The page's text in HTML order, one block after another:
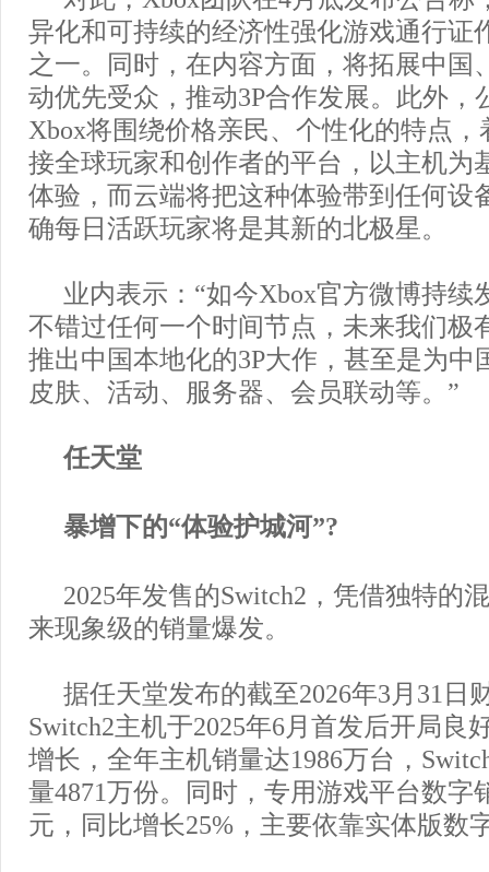
异化和可持续的经济性强化游戏通行证
之一。同时，在内容方面，将拓展中国
动优先受众，推动3P合作发展。此外，
Xbox将围绕价格亲民、个性化的特点，
接全球玩家和创作者的平台，以主机为
体验，而云端将把这种体验带到任何设
确每日活跃玩家将是其新的北极星。
业内表示：“如今Xbox官方微博持续
不错过任何一个时间节点，未来我们极
推出中国本地化的3P大作，甚至是为中
皮肤、活动、服务器、会员联动等。”
任天堂
暴增下的“体验护城河”?
2025年发售的Switch2，凭借独特的
来现象级的销量爆发。
据任天堂发布的截至2026年3月31日
Switch2主机于2025年6月首发后开局良
增长，全年主机销量达1986万台，
量4871万份。同时，专用游戏平台数字
元，同比增长25%，主要依靠实体版数